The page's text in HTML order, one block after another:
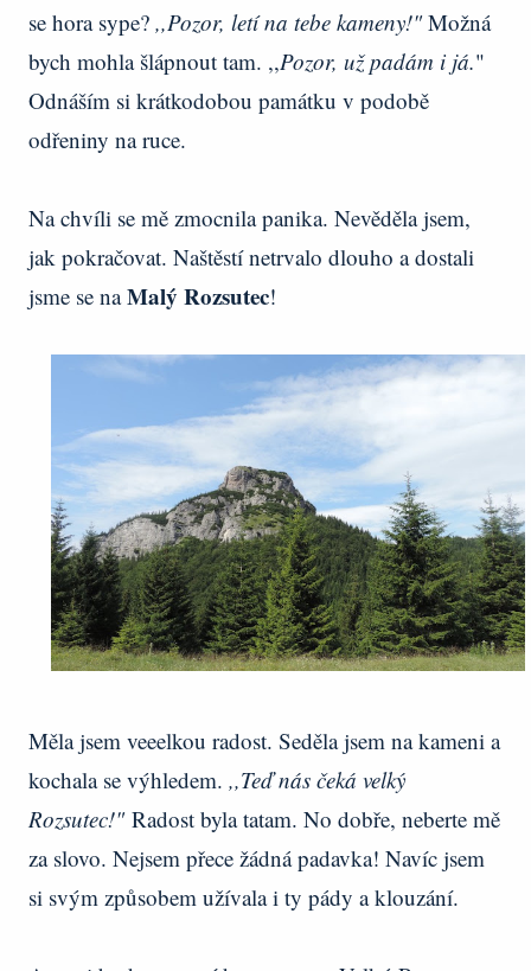
se hora sype? ,,Pozor, letí na tebe kameny!"Možná
bych mohla šlápnout tam. ,,Pozor, už padám i já."
Odnáším si krátkodobou památku v podobě
odřeniny na ruce.
Na chvíli se mě zmocnila panika. Nevěděla jsem,
jak pokračovat. Naštěstí netrvalo dlouho a dostali
jsme se naMalý Rozsutec!
Měla jsem veeelkou radost. Seděla jsem na kameni a
kochala se výhledem. ,,Teď nás čeká velký
Rozsutec!"Radost byla tatam. No dobře, neberte mě
za slovo. Nejsem přece žádná padavka! Navíc jsem
si svým způsobem užívala i ty pády a klouzání.